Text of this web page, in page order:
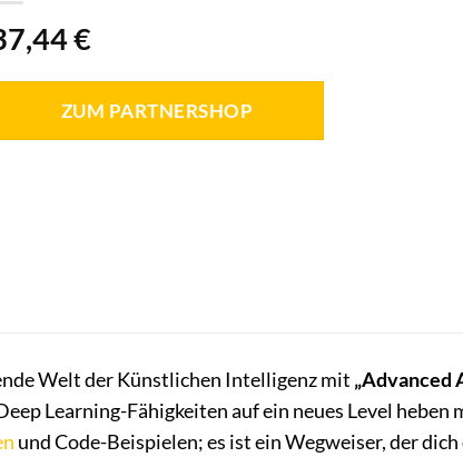
€
ZUM PARTNERSHOP
Welt der Künstlichen Intelligenz mit „Advanced
Learning-Fähigkeiten auf ein neues Level heben
und Code-Beispielen; es ist ein Wegweiser, der